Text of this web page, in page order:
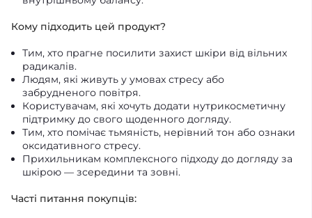
Кому підходить цей продукт?
Тим, хто прагне посилити захист шкіри від вільних
радикалів.
Людям, які живуть у умовах стресу або
забрудненого повітря.
Користувачам, які хочуть додати нутрикосметичну
підтримку до свого щоденного догляду.
Тим, хто помічає тьмяність, нерівний тон або ознаки
оксидативного стресу.
Прихильникам комплексного підходу до догляду за
шкірою — зсередини та зовні.
Часті питання покупців: